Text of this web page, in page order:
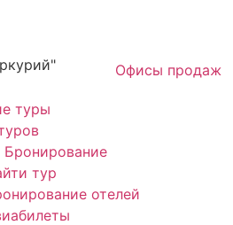
Офисы продаж
туры
Бронирование
тур
отелей